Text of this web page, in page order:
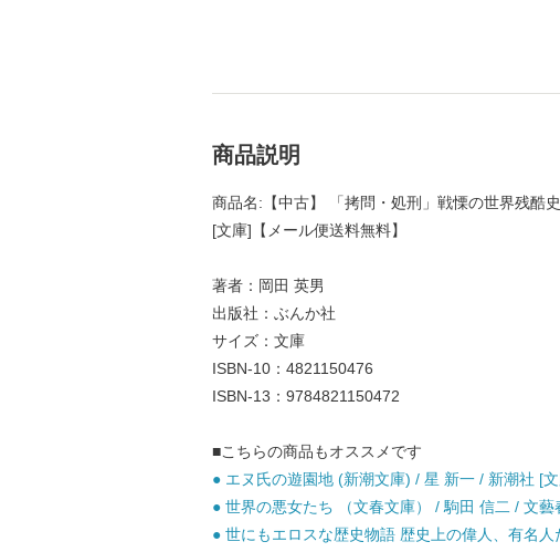
商品説明
商品名:【中古】 「拷問・処刑」戦慄の世界残酷
[文庫]【メール便送料無料】
著者：岡田 英男
出版社：ぶんか社
サイズ：文庫
ISBN-10：4821150476
ISBN-13：9784821150472
■こちらの商品もオススメです
● エヌ氏の遊園地 (新潮文庫) / 星 新一 / 新潮社 [
● 世界の悪女たち （文春文庫） / 駒田 信二 / 文藝
● 世にもエロスな歴史物語 歴史上の偉人、有名